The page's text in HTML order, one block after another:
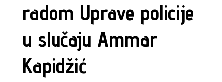
radom Uprave policije
u slučaju Ammar
Kapidžić